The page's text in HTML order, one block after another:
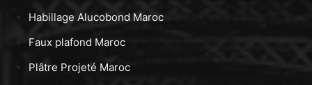
Habillage Alucobond Maroc
Faux plafond Maroc
Plâtre Projeté Maroc